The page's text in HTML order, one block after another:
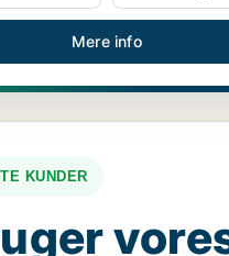
Mere info
KUNDER